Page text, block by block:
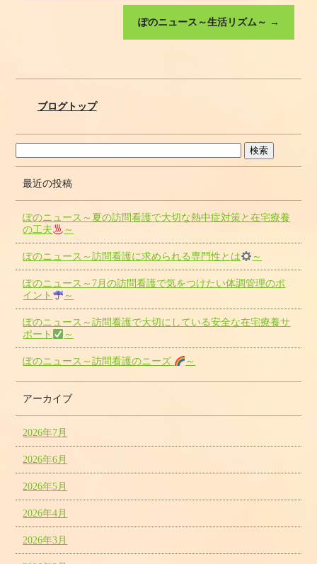
ぽのニュース～生活リズム～ →
ブログトップ
最近の投稿
ぽのニュース～夏の訪問看護で大切な熱中症対策と在宅療養
の工夫
～
ぽのニュース～訪問看護に求められる専門性とは ～
ぽのニュース～7月の訪問看護で気をつけたい体調管理のポ
イント
～
ぽのニュース～訪問看護で大切にしている安全な在宅療養サ
ポート
～
ぽのニュース～訪問看護のニーズ ～
アーカイブ
2026年7月
2026年6月
2026年5月
2026年4月
2026年3月